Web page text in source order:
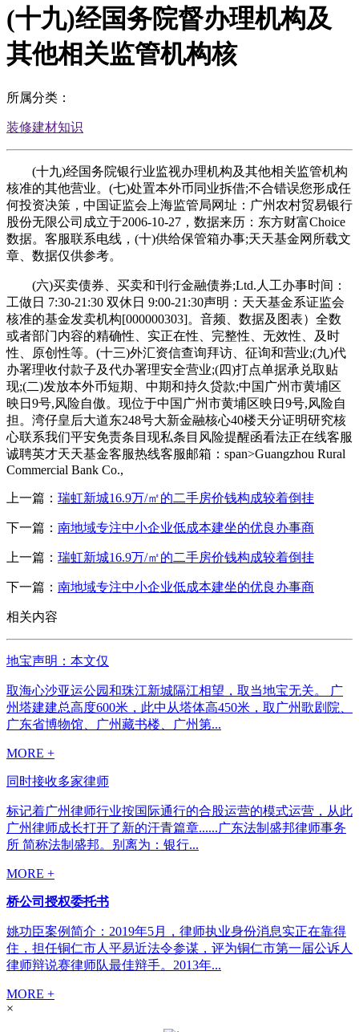
(十九)经国务院督办理机构及
其他相关监管机构核
所属分类：
装修建材知识
(十九)经国务院银行业监视办理机构及其他相关监管机构
核准的其他营业。(七)处置本外币同业拆借;不合错误您形成任
何投资决策，中国证监会上海监管局网址：广州农村贸易银行
股份无限公司成立于2006-10-27，数据来历：东方财富Choice
数据。客服联系电线，(十)供给保管箱办事;天天基金网所载文
章、数据仅供参考。
(六)买卖债券、买卖和刊行金融债券;Ltd.人工办事时间：
工做日 7:30-21:30 双休日 9:00-21:30声明：天天基金系证监会
核准的基金发卖机构[000000303]。音频、数据及图表）全数
或者部门内容的精确性、实正在性、完整性、无效性、及时
性、原创性等。(十三)外汇资信查询拜访、征询和营业;(九)代
办署理收付款子及代办署理安全营业;(四)打点单据承兑取贴
现;(二)发放本外币短期、中期和持久贷款;中国广州市黄埔区
映日9号,风险自傲。现位于中国广州市黄埔区映日9号,风险自
担。湾仔皇后大道东248号大新金融核心40楼天分证明研究核
心联系我们平安免责条目现私条目风险提醒函看法正在线客服
诚聘英才天天基金客服热线客服邮箱：span>Guangzhou Rural
Commercial Bank Co.,
上一篇： 瑞虹新城16.9万/㎡的二手房价钱构成较着倒挂
下一篇： 南地域专注中小企业低成本建坐的优良办事商
上一篇： 瑞虹新城16.9万/㎡的二手房价钱构成较着倒挂
下一篇： 南地域专注中小企业低成本建坐的优良办事商
相关内容
地宝声明：本文仅
取海心沙亚运公园和珠江新城隔江相望，取当地宝无关。 广
州塔建建总高度600米，此中从塔体高450米，取广州歌剧院、
广东省博物馆、广州藏书楼、广州第...
MORE +
同时接收多家律师
标记着广州律师行业按国际通行的合股运营的模式运营，从此
广州律师成长打开了新的汗青篇章......广东法制盛邦律师事务
所 简称法制盛邦。别离为：银行...
MORE +
桥公司授权委托书
姚功臣案例简介：2019年5月，律师执业身份消息实正在靠得
住，担任铜仁市人平易近法令参谋，评为铜仁市第一届公诉人
律师辩说赛律师队最佳辩手。2013年...
MORE +
×